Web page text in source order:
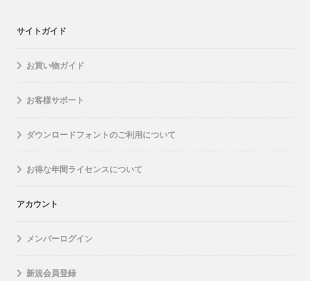
サイトガイド
お買い物ガイド
お客様サポート
ダウンロードフォントのご利用について
お得な年間ライセンスについて
アカウント
メンバーログイン
新規会員登録